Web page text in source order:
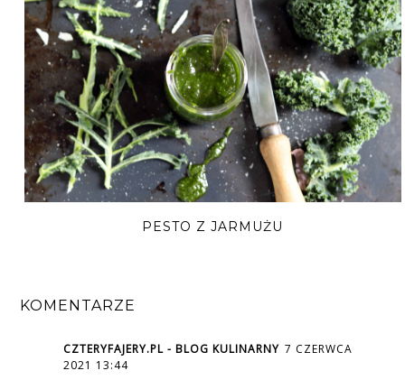
PESTO Z JARMUŻU
KOMENTARZE
CZTERYFAJERY.PL - BLOG KULINARNY 7 CZERWCA
2021 13:44